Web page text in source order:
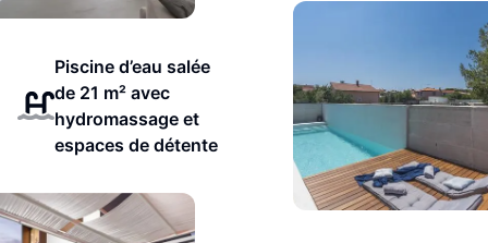
Piscine d’eau salée
de 21 m² avec
hydromassage et
espaces de détente